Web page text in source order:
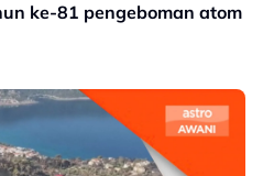
ke-81 pengeboman atom